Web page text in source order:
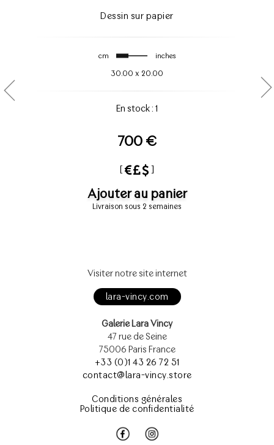
Dessin sur papier
cm inches
30.00 x 20.00
En stock : 1
700 €
[ ]
Ajouter au panier
Livraison sous 2 semaines
Visiter notre site internet
lara-vincy.com
Galerie Lara Vincy
47 rue de Seine
75006 Paris France
+33 (0)1 43 26 72 51
contact@lara-vincy.store
Conditions générales
Politique de confidentialité